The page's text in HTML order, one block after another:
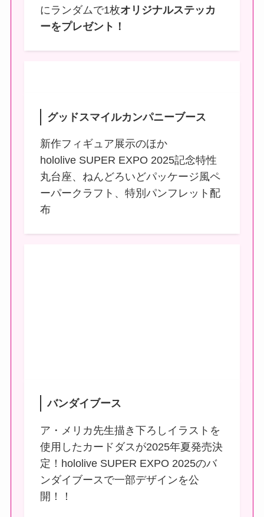
にランダムで1枚オリジナルステッカ
ーをプレゼント！
グッドスマイルカンパニーブース
新作フィギュア展示のほか
hololive SUPER EXPO 2025記念特性
丸台座、ねんどろいどパッケージ風ペ
ーパークラフト、特別パンフレット配
布
バンダイブース
ア・メリカ先生描き下ろしイラストを
使用したカードダスが2025年夏発売決
定！hololive SUPER EXPO 2025のバ
ンダイブースで一部デザインを公
開！！